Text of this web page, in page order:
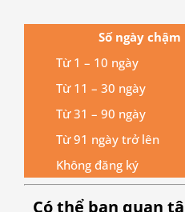
Số ngày chậm
Từ 1 – 10 ngày
Từ 11 – 30 ngày
Từ 31 – 90 ngày
Từ 91 ngày trở lên
Không đăng ký
Có thể bạn quan